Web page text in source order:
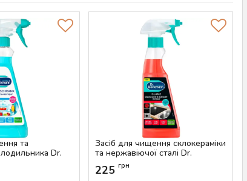
та
Dr.
Засіб для чищення склокераміки
та нержавіючої сталі Dr.
Beckmann, 250 мл
Артикул:
225 грн